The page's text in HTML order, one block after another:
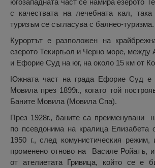
югозападната част се намира езерото
с качествата на лечебната кал, така
туризъм се съгласува с балнео-туризма.
Курортът е разположен на
езерото Текиргьол и Черно море,
и Ефорие Суд на юг, на около 15 км от
Южната част на града Ефорие Суд е
Мовила през 1899г., когато той
Баните Мовила (Мовила Спа).
През 1928г., баните са преименувани
по псевдонима на кралица Елизабета
1950 г., след комунистическия
променено отново на Василе Ройатъ,
от ателиетата Гривица, който се е